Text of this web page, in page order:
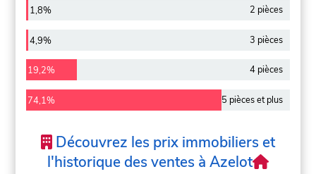
1,8% 2 pièces
4,9% 3 pièces
19,2% 4 pièces
74,1% 5 pièces et plus
Découvrez les prix immobiliers et
l'historique des ventes à Azelot